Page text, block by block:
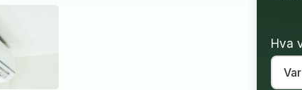
Hva